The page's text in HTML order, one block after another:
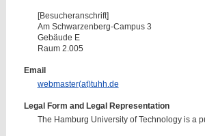
[Besucheranschrift]
Am Schwarzenberg-Campus 3
Gebäude E
Raum 2.005
Email
webmaster(at)tuhh.de
Legal Form and Legal Representation
The Hamburg University of Technology is a